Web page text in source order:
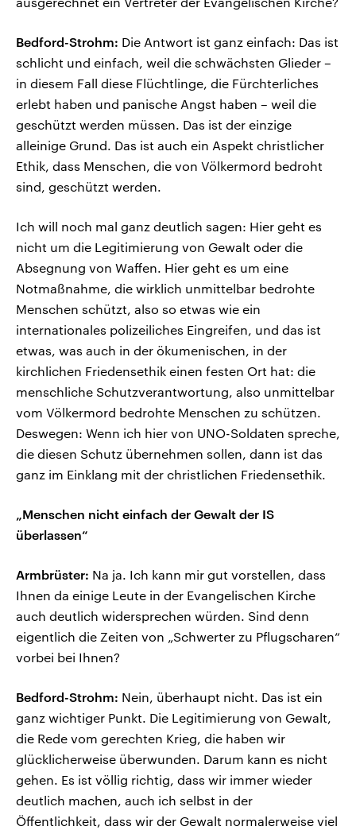
Bedford-Strohm: Die Antwort ist ganz einfach: Das ist
schlicht und einfach, weil die schwächsten Glieder –
in diesem Fall diese Flüchtlinge, die Fürchterliches
erlebt haben und panische Angst haben – weil die
geschützt werden müssen. Das ist der einzige
alleinige Grund. Das ist auch ein Aspekt christlicher
Ethik, dass Menschen, die von Völkermord bedroht
sind, geschützt werden.
Ich will noch mal ganz deutlich sagen: Hier geht es
nicht um die Legitimierung von Gewalt oder die
Absegnung von Waffen. Hier geht es um eine
Notmaßnahme, die wirklich unmittelbar bedrohte
Menschen schützt, also so etwas wie ein
internationales polizeiliches Eingreifen, und das ist
etwas, was auch in der ökumenischen, in der
kirchlichen Friedensethik einen festen Ort hat: die
menschliche Schutzverantwortung, also unmittelbar
vom Völkermord bedrohte Menschen zu schützen.
Deswegen: Wenn ich hier von UNO-Soldaten spreche,
die diesen Schutz übernehmen sollen, dann ist das
ganz im Einklang mit der christlichen Friedensethik.
„Menschen nicht einfach der Gewalt der IS
überlassen“
Armbrüster: Na ja. Ich kann mir gut vorstellen, dass
Ihnen da einige Leute in der Evangelischen Kirche
auch deutlich widersprechen würden. Sind denn
eigentlich die Zeiten von „Schwerter zu Pflugscharen“
vorbei bei Ihnen?
Bedford-Strohm: Nein, überhaupt nicht. Das ist ein
ganz wichtiger Punkt. Die Legitimierung von Gewalt,
die Rede vom gerechten Krieg, die haben wir
glücklicherweise überwunden. Darum kann es nicht
gehen. Es ist völlig richtig, dass wir immer wieder
deutlich machen, auch ich selbst in der
Öffentlichkeit, dass wir der Gewalt normalerweise viel